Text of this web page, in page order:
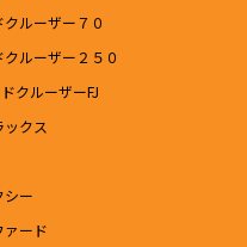
ルーザー７０
ルーザー２５０
クルーザーFJ
クス
シー
ァード